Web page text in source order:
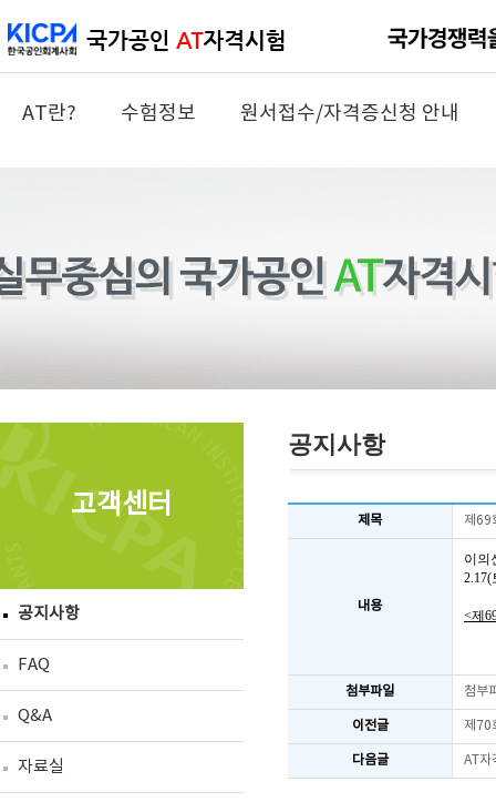
AT란? 수험정보 원서접수/자격증신청 안내
고객센터
공지사항
FAQ
Q&A
자료실
공지사항
제목 제69
내용
이의
<제
첨부파일 첨부
이전글 제70
다음글 AT자